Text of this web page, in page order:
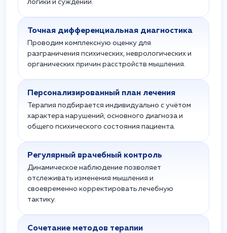
логики и суждений.
Точная дифференциальная диагностика
Проводим комплексную оценку для
разграничения психических, неврологических и
органических причин расстройств мышления.
Персонализированный план лечения
Терапия подбирается индивидуально с учётом
характера нарушений, основного диагноза и
общего психического состояния пациента.
Регулярный врачебный контроль
Динамическое наблюдение позволяет
отслеживать изменения мышления и
своевременно корректировать лечебную
тактику.
Сочетание методов терапии